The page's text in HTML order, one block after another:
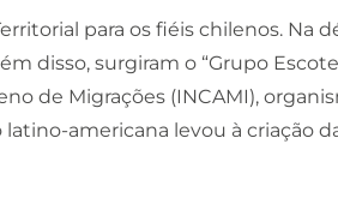
para os fiéis chilenos. Na
disso, surgiram o “Grupo
de Migrações (INCAMI),
americana levou à criação